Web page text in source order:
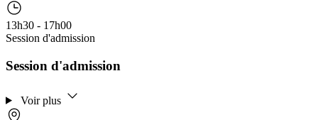
13h30 - 17h00
Session d'admission
Session d'admission
Voir plus